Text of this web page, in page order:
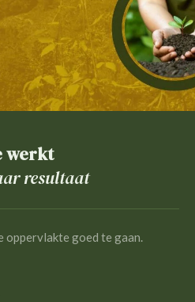
werkt
resultaat
oppervlakte goed te gaan.